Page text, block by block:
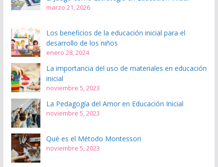
marzo 21, 2026
Los beneficios de la educación inicial para el
desarrollo de los niños
enero 28, 2024
La importancia del uso de materiales en educación
inicial
noviembre 5, 2023
La Pedagogía del Amor en Educación Inicial
noviembre 5, 2023
Qué es el Método Montessori
noviembre 5, 2023